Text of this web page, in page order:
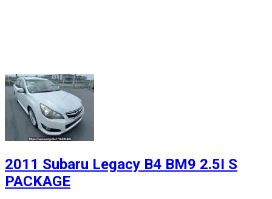
2011 Subaru Legacy B4 BM9 2.5I S
PACKAGE